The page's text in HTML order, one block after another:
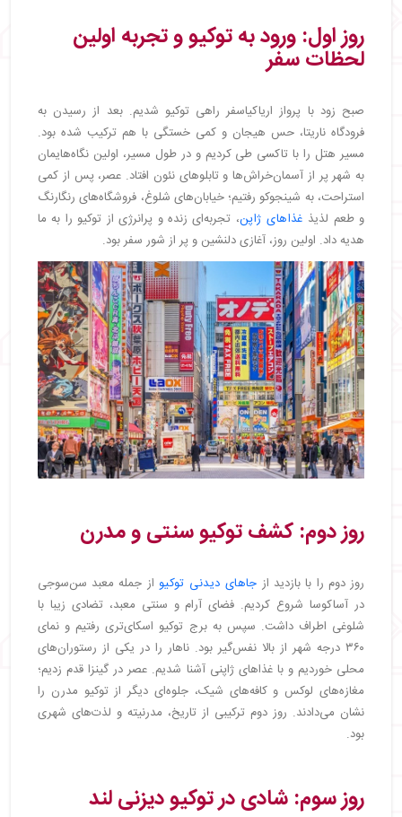
روز اول: ورود به توکیو و تجربه اولین
لحظات سفر
صبح زود با پرواز اریاکیاسفر راهی توکیو شدیم. بعد از رسیدن به
فرودگاه ناریتا، حس هیجان و کمی خستگی با هم ترکیب شده بود.
مسیر هتل را با تاکسی طی کردیم و در طول مسیر، اولین نگاه‌هایمان
به شهر پر از آسمان‌خراش‌ها و تابلوهای نئون افتاد. عصر، پس از کمی
استراحت، به شینجوکو رفتیم؛ خیابان‌های شلوغ، فروشگاه‌های رنگارنگ
و طعم لذیذ غذاهای ژاپن، تجربه‌ای زنده و پرانرژی از توکیو را به ما
هدیه داد. اولین روز، آغازی دلنشین و پر از شور سفر بود.
روز دوم: کشف توکیو سنتی و مدرن
روز دوم را با بازدید از جاهای دیدنی توکیو از جمله معبد سن‌سوجی
در آساكوسا شروع کردیم. فضای آرام و سنتی معبد، تضادی زیبا با
شلوغی اطراف داشت. سپس به برج توکیو اسکای‌تری رفتیم و نمای
۳۶۰ درجه شهر از بالا نفس‌گیر بود. ناهار را در یکی از رستوران‌های
محلی خوردیم و با غذاهای ژاپنی آشنا شدیم. عصر در گینزا قدم زدیم؛
مغازه‌های لوکس و کافه‌های شیک، جلوه‌ای دیگر از توکیو مدرن را
نشان می‌دادند. روز دوم ترکیبی از تاریخ، مدرنیته و لذت‌های شهری
بود.
روز سوم: شادی در توکیو دیزنی لند